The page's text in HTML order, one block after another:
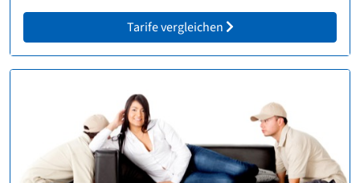
Tarife vergleichen